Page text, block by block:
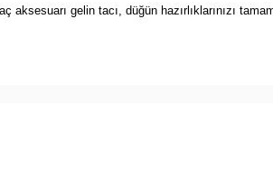
aksesuarı gelin tacı, düğün hazırlıklarınızı